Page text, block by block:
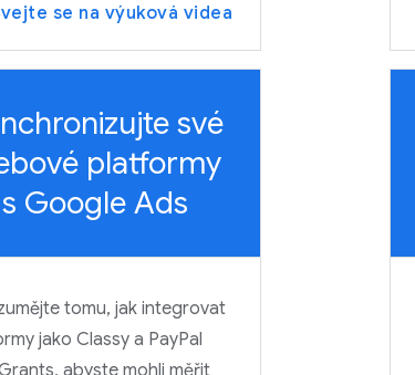
se na výuková videa
své
platformy
s Google Ads
tomu, jak integrovat
jako Classy a PayPal
abyste mohli měřit